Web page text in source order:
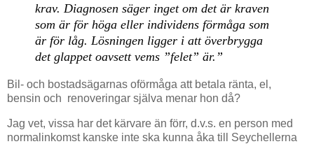
krav. Diagnosen säger inget om det är kraven
som är för höga eller individens förmåga som
är för låg. Lösningen ligger i att överbrygga
det glappet oavsett vems ”felet” är.”
Bil- och bostadsägarnas oförmåga att betala ränta, el,
bensin och renoveringar själva menar hon då?
Jag vet, vissa har det kärvare än förr, d.v.s. en person med
normalinkomst kanske inte ska kunna åka till Seychellerna